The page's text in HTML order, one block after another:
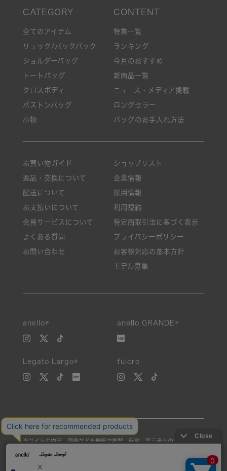
全てのアイテム
リュック/バックパック
ショルダーバッグ
トートバッグ
クロスボディ
ボストンバッグ
小物
特集一覧
ランキング
今月のおすすめ
新商品一覧
ニュース・メディア掲載
ロングセラー
バッグのお手入れ方法
お買い物ガイド
返品・交換について
配送について
お支払いについて
会員サービスについて
よくある質問
お問い合わせ
ショップリスト
企業情報
採用情報
利用規約
特定商取引法に基づく表示
プライバシーポリシー
お客様対応の基本方針
モデル募集
anello® anello GRANDE®
Legato Largo® fulcro
当サイトの内容、画像などを無断で複製、転載、第三者への譲渡などを
Unauthorized reproduction, duplication, or redistribution of any